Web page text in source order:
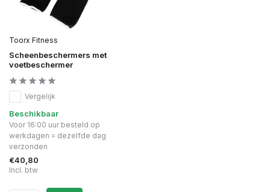
Toorx Fitness
Scheenbeschermers met
voetbeschermer
Vergelijk
Beschikbaar
Voor 16:00 uur besteld op
werkdagen = dezelfde dag
verzonden
€40,80
Incl. btw